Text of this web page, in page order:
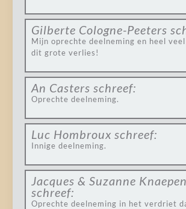
Gilberte Cologne-Peeters
Mijn oprechte deelneming en heel
dit grote verlies!
An Casters schreef:
Oprechte deelneming.
Luc Hombroux schreef:
Innige deelneming.
Jacques & Suzanne
schreef:
Oprechte deelneming in het verdriet